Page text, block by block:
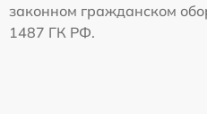
законном гражданском
1487 ГК РФ.